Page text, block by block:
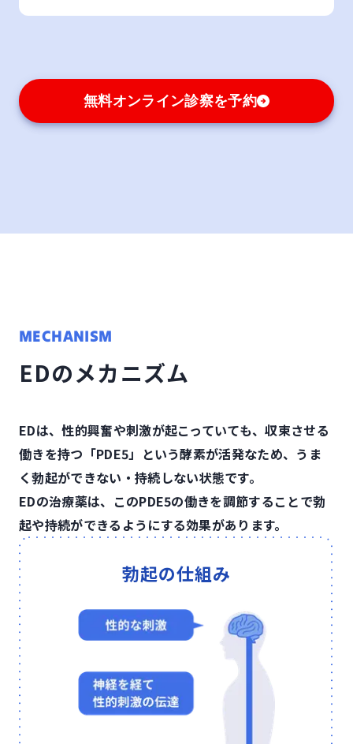
無料オンライン診察を予約
MECHANISM
EDのメカニズム
EDは、性的興奮や刺激が起こっていても、収束させる
働きを持つ「PDE5」という酵素が活発なため、 うま
く勃起ができない・持続しない状態です。
EDの治療薬は、このPDE5の働きを調節することで勃
起や持続ができるようにする効果があります。
勃起の仕組み